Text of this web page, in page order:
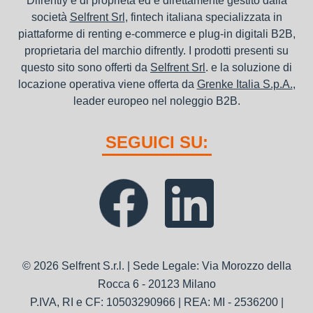
società Selfrent Srl , fintech italiana specializzata in
piattaforme di renting e-commerce e plug-in digitali B2B,
proprietaria del marchio difrently. I prodotti presenti su
questo sito sono offerti da Selfrent Srl . e la soluzione di
locazione operativa viene offerta da Grenke Italia S.p.A.,
leader europeo nel noleggio B2B.
SEGUICI SU:
© 2026 Selfrent S.r.l. | Sede Legale: Via Morozzo della
Rocca 6 - 20123 Milano
P.IVA, RI e CF: 10503290966 | REA: MI - 2536200 |